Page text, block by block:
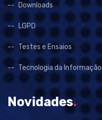
Downloads
LGPD
Testes e Ensaios
Tecnologia da Informação
Novidades.